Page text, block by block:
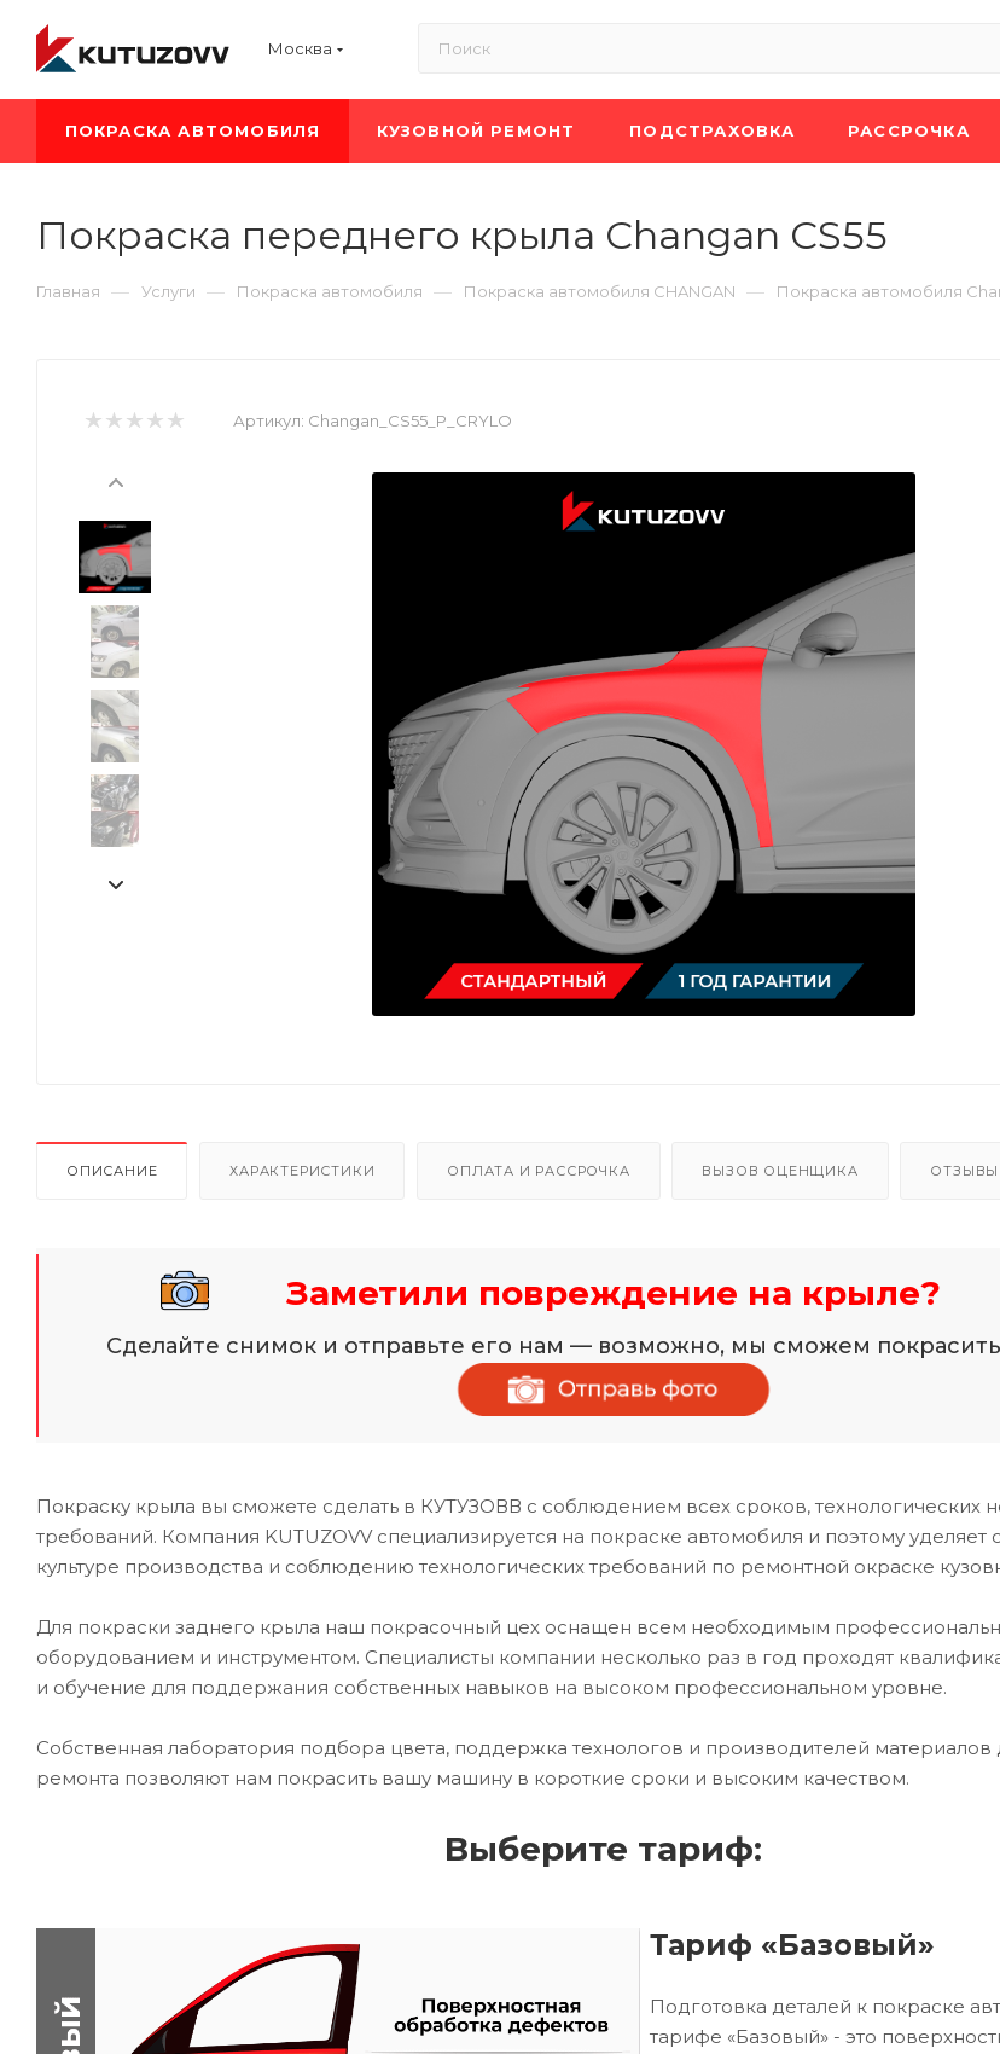
Москва
ПОКРАСКА АВТОМОБИЛЯ КУЗОВНОЙ РЕМОНТ ПОДСТРАХОВКА РАССРОЧКА
Покраска переднего крыла Changan CS55
Главная — Услуги — Покраска автомобиля — Покраска автомобиля CHANGAN — Покраска автомобиля
Артикул: Changan_CS55_P_CRYLO
ОПИСАНИЕ ХАРАКТЕРИСТИКИ ОПЛАТА И РАССРОЧКА ВЫЗОВ ОЦЕНЩИКА ОТЗЫВЫ
Заметили повреждение на крыле?
Сделайте снимок и отправьте его нам — возможно, мы сможем
Покраску крыла вы сможете сделать в КУТУЗОВВ с соблюдением всех сроков, технологических
требований. Компания KUTUZOVV специализируется на покраске автомобиля и поэтому
культуре производства и соблюдению технологических требований по ремонтной окраске
Для покраски заднего крыла наш покрасочный цех оснащен всем необходимым
оборудованием и инструментом. Специалисты компании несколько раз в год проходят
и обучение для поддержания собственных навыков на высоком профессиональном уровне.
Собственная лаборатория подбора цвета, поддержка технологов и производителей материалов
ремонта позволяют нам покрасить вашу машину в короткие сроки и высоким качеством.
Выберите тариф:
Тариф «Базовый»
Подготовка деталей к покраске
тарифе «Базовый» - это